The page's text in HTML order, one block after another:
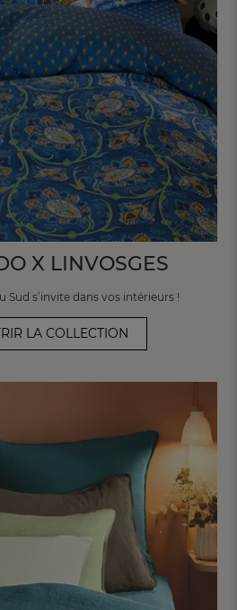
X LINVOSGES
Sud s’invite dansvos intérieurs !
LA COLLECTION